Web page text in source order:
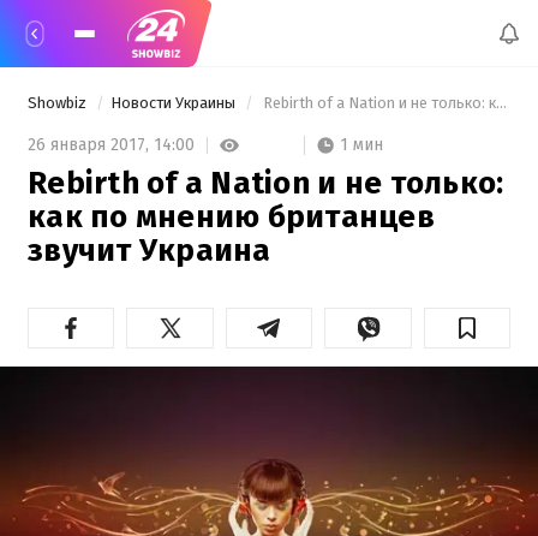
Showbiz Новости Украины Rebirth of a Nation и не только: как по мнению британцев звучит Украина
26 января 2017, 14:00 1 мин
Rebirth of a Nation и не только:
как по мнению британцев
звучит Украина